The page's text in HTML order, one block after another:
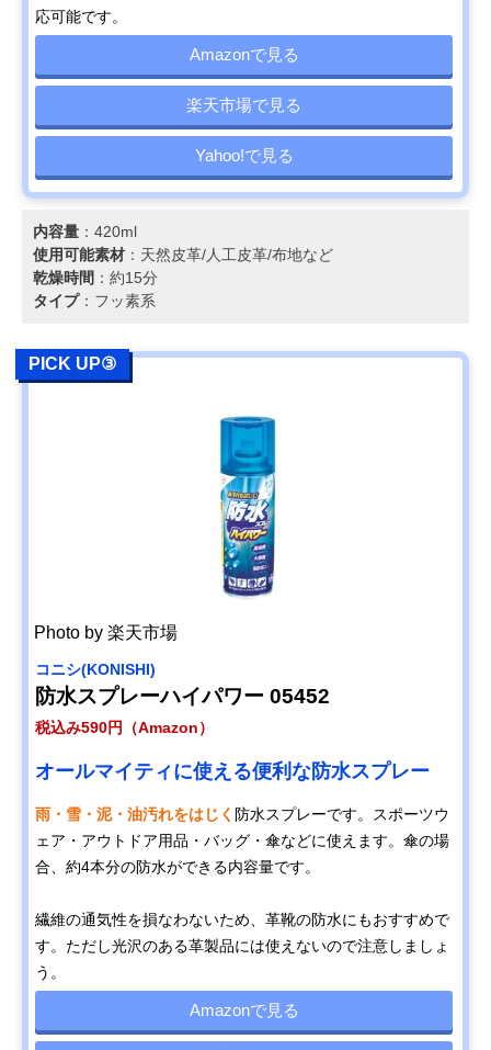
応可能です。
Amazonで見る
楽天市場で見る
Yahoo!で見る
内容量 ：420ml
使用可能素材 ：天然皮革/人工皮革/布地など
乾燥時間 ：約15分
タイプ：フッ素系
PICK UP③
Photo by 楽天市場
‎コニシ(KONISHI)
防水スプレーハイパワー 05452
税込み590円（Amazon）
オールマイティに使える便利な防水スプレー
雨・雪・泥・油汚れをはじく 防水スプレーです。スポーツウ
ェア・アウトドア用品・バッグ・傘などに使えます。傘の場
合、約4本分の防水ができる内容量です。
繊維の通気性を損なわないため、革靴の防水にもおすすめで
す。ただし光沢のある革製品には使えないので注意しましょ
う。
Amazonで見る